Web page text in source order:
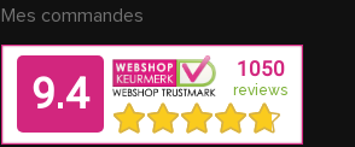
Mes commandes